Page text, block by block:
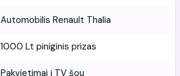
Automobilis Renault Thalia
1000 Lt piniginis prizas
Pakvietimai į TV šou